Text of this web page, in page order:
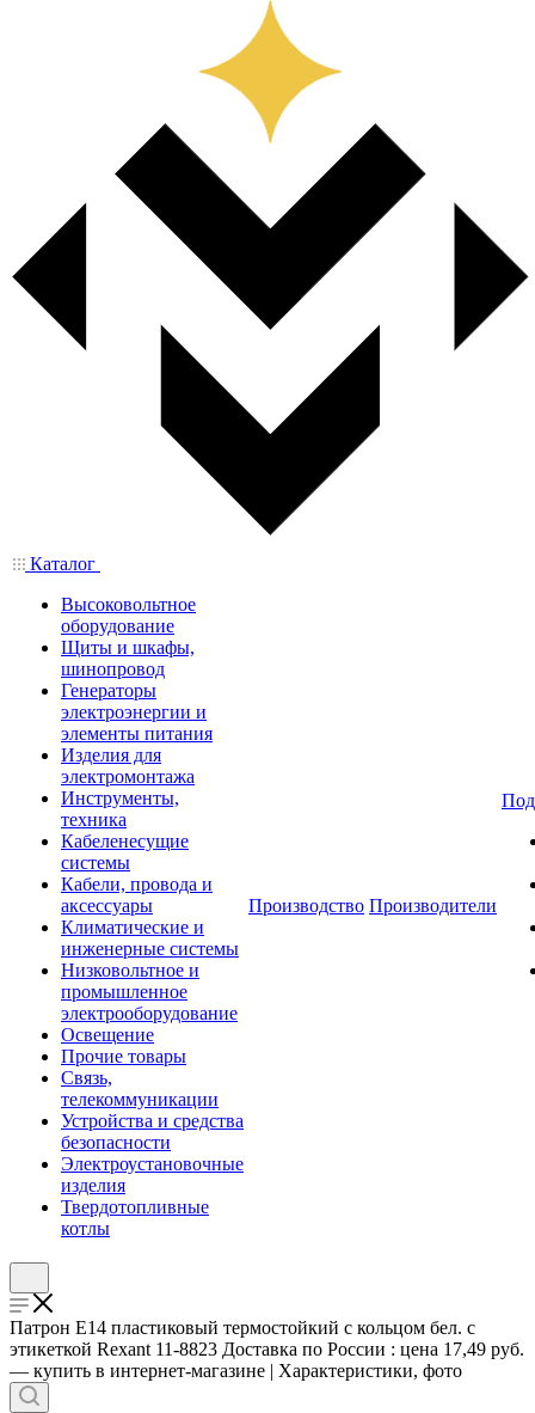
Каталог
Высоковольтное
оборудование
Щиты и шкафы,
шинопровод
Генераторы
электроэнергии и
элементы питания
Изделия для
электромонтажа
Инструменты,
техника
Кабеленесущие
системы
Кабели, провода и
аксессуары
Климатические и
инженерные системы
Низковольтное и
промышленное
электрооборудование
Освещение
Прочие товары
Связь,
телекоммуникации
Устройства и средства
безопасности
Электроустановочные
изделия
Твердотопливные
котлы
Производство Производители
Патрон E14 пластиковый термостойкий с кольцом бел. с
этикеткой Rexant 11-8823 Доставка по России : цена 17,49 руб.
— купить в интернет-магазине | Характеристики, фото